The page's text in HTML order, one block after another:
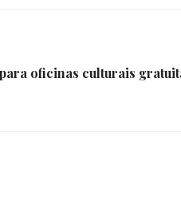
oficinas culturais